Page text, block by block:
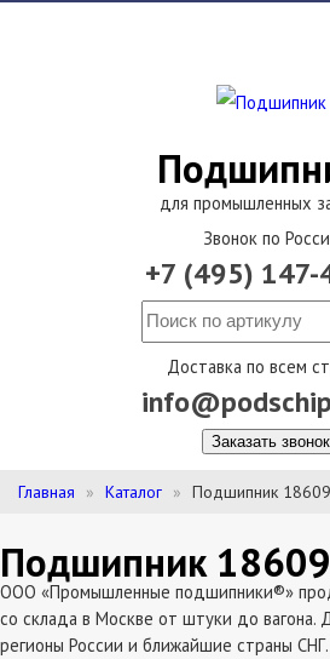
для промышленных
Звонок по
+7 (495) 147-
Доставка по всем
Заказать звонок
Главная Каталог Подшипник
Подшипник
ООО «Промышленные подшипники®»
со склада в Москве от штуки до вагона.
регионы России и ближайшие страны